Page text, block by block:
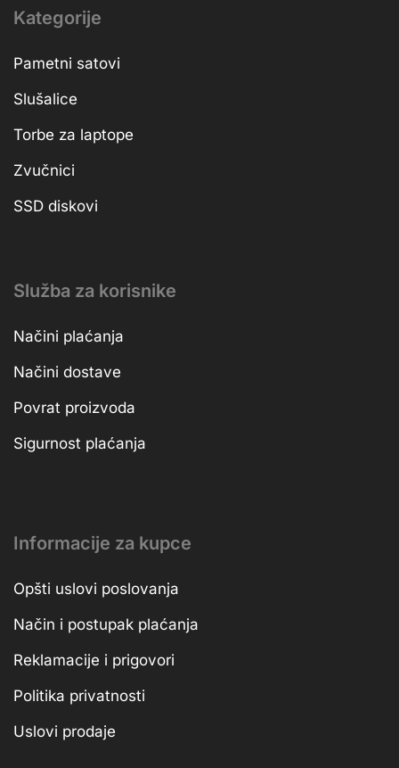
Kategorije
Pametni satovi
Slušalice
Torbe za laptope
Zvučnici
SSD diskovi
Služba za korisnike
Načini plaćanja
Načini dostave
Povrat proizvoda
Sigurnost plaćanja
Informacije za kupce
Opšti uslovi poslovanja
Način i postupak plaćanja
Reklamacije i prigovori
Politika privatnosti
Uslovi prodaje